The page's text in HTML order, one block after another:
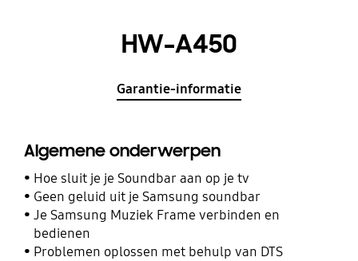
HW-A450
Garantie-informatie
Algemene onderwerpen
Hoe sluit je je Soundbar aan op je tv
Geen geluid uit je Samsung soundbar
Je Samsung Muziek Frame verbinden en
bedienen
Problemen oplossen met behulp van DTS